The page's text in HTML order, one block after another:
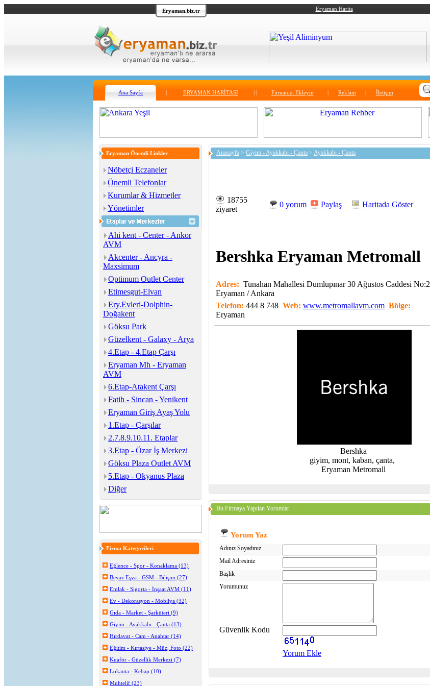
Eryaman.biz.tr Eryaman Harita
Ana Sayfa ERYAMAN HARİTASI Firmanızı Ekleyin Reklam İletişim
Eryaman Önemli Linkler
Nöbetçi Eczaneler
Önemli Telefonlar
Kurumlar & Hizmetler
Yönetimler
Ahi kent - Center - Ankor
AVM
Akcenter - Ancyra -
Maxsimum
Optimum Outlet Center
Etimesgut-Elvan
Ery.Evleri-Dolphin-
Doğakent
Göksu Park
Güzelkent - Galaxy - Arya
4.Etap - 4.Etap Çarşı
Eryaman Mh - Eryaman
AVM
6.Etap-Atakent Çarşı
Fatih - Sincan - Yenikent
Eryaman Giriş Ayaş Yolu
1.Etap - Çarşılar
2.7.8.9.10.11. Etaplar
3.Etap - Özar İş Merkezi
Göksu Plaza Outlet AVM
5.Etap - Okyanus Plaza
Diğer
Firma Kategorileri
Eğlence - Spor - Konaklama (13)
Beyaz Eşya - GSM - Bilişim (27)
Emlak - Sigorta - İnşaat AVM (11)
Ev - Dekorasyon - Mobilya (32)
Gıda - Market - Şarküteri (9)
Giyim - Ayakkabı - Çanta (13)
Hırdavat - Cam - Anahtar (14)
Eğitim - Kırtasiye - Müz, Foto (22)
Kuaför - Güzellik Merkezi (7)
Lokanta - Kebap (10)
Muhtelif (23)
Anasayfa > Giyim - Ayakkabı - Çanta > Ayakkabı - Çanta
18755
ziyaret
0 yorum Paylaş Haritada Göster
Bershka Eryaman Metromall
Adres: Tunahan Mahallesi Dumlupınar 30 Ağustos Caddesi No:2
Eryaman / Ankara
Telefon: 444 8 748 Web: www.metromallavm.com Bölge:
Eryaman
Bershka
giyim, mont, kaban, çanta,
Eryaman Metromall
Bu Firmaya Yapılan Yorumlar
Yorum Yaz
Adınız Soyadınız
Mail Adresiniz
Başlık
Yorumunuz
Güvenlik Kodu
Yorum Ekle